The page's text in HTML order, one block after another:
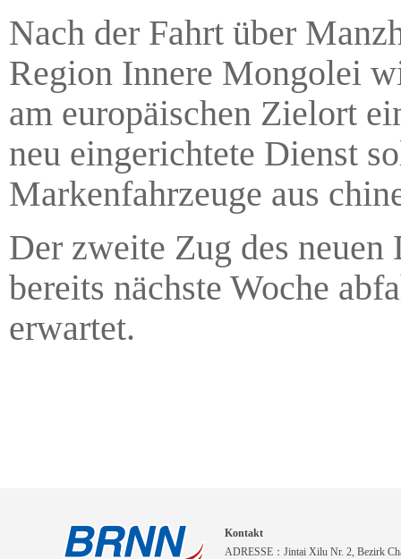
Nach der Fahrt über
Region Innere Mongolei
am europäischen Zielort
neu eingerichtete Dienst
Markenfahrzeuge aus
Der zweite Zug des
bereits nächste Woche
erwartet.
Kontakt
ADRESSE：Jintai Xilu Nr. 2, Bezirk